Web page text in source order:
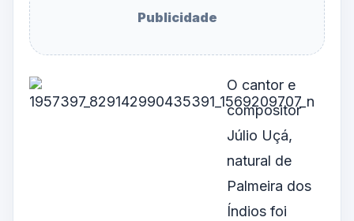
Publicidade
O cantor e
compositor
Júlio Uçá,
natural de
Palmeira dos
Índios foi